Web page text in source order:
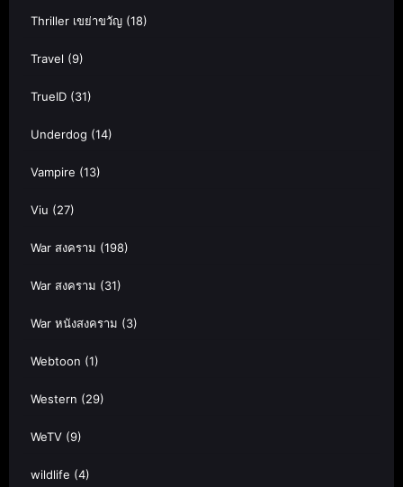
Thriller เขย่าขวัญ (18)
Travel (9)
TrueID (31)
Underdog (14)
Vampire (13)
Viu (27)
War สงคราม (198)
War สงคราม (31)
War หนังสงคราม (3)
Webtoon (1)
Western (29)
WeTV (9)
wildlife (4)